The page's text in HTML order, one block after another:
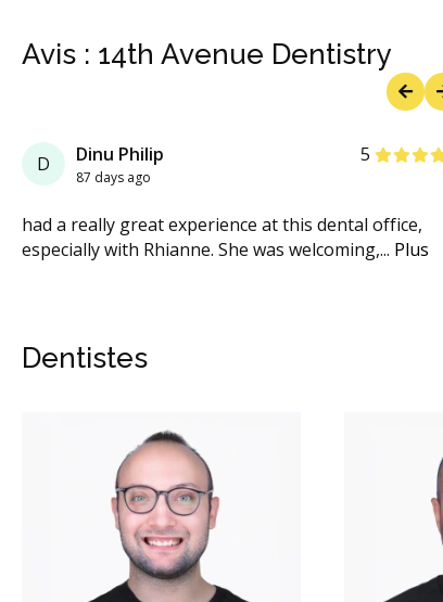
Avis : 14th Avenue Dentistry
D Dinu Philip
87 days ago
5étoiles
had a really great experience at this dental office,
especially with Rhianne. She was welcoming,... Plus
étoiles
étoiles
étoiles
Dentistes